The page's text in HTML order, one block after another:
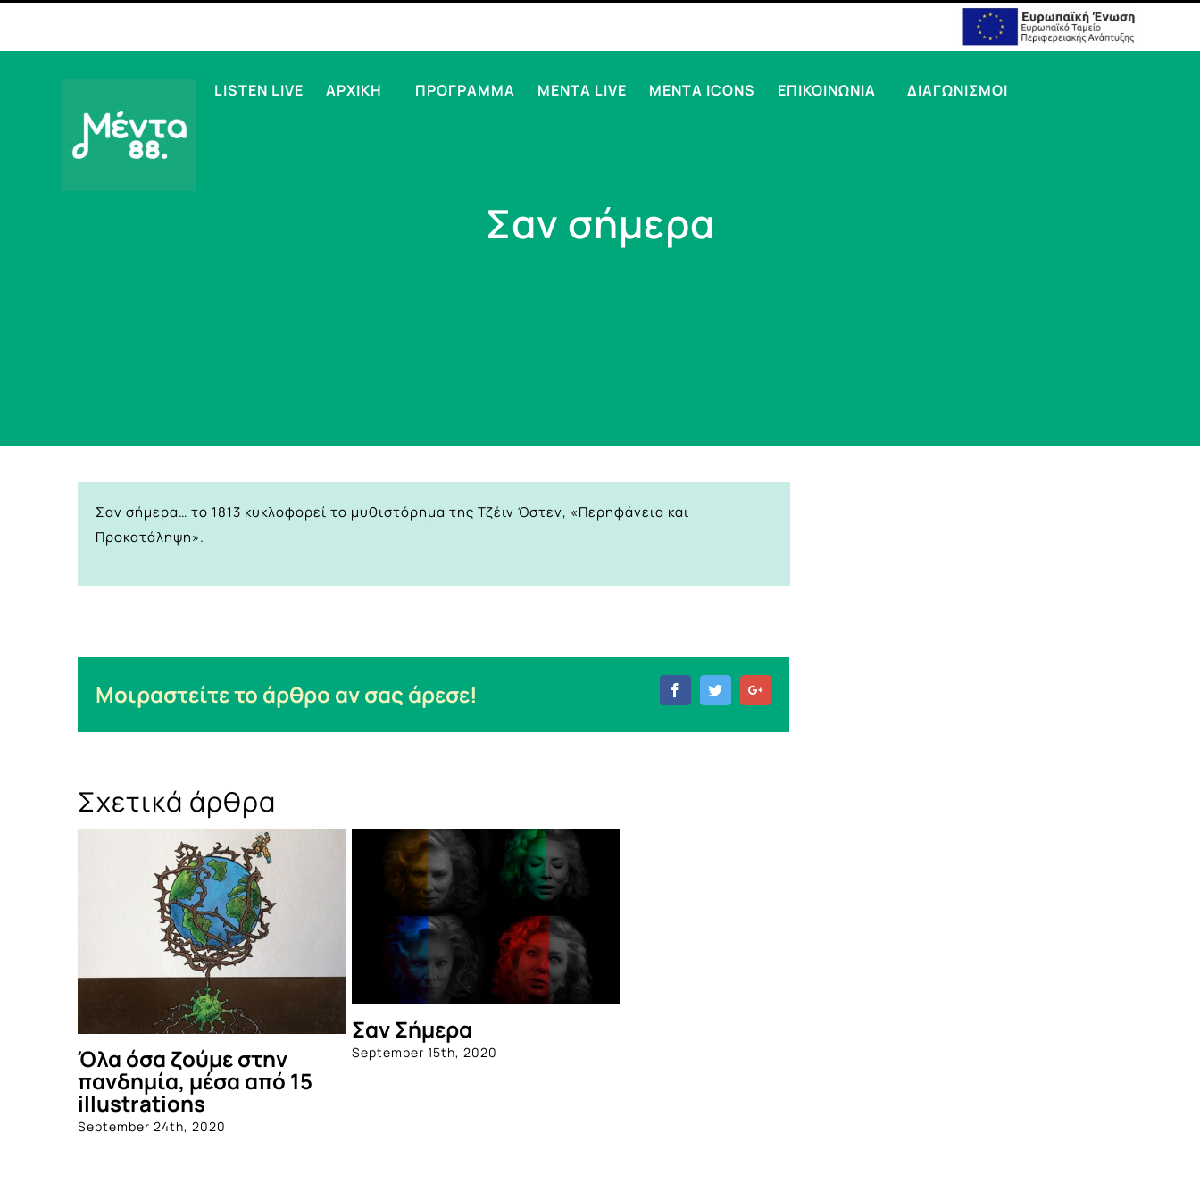
LISTEN LIVE ΑΡΧΙΚΗ ΠΡΟΓΡΑΜΜΑ MENTA LIVE MENTA ICONS ΕΠΙΚΟΙΝΩΝΙΑ ΔΙΑΓΩΝΙΣΜΟΙ
Σαν σήμερα
Σαν σήμερα… το 1813 κυκλοφορεί το μυθιστόρημα της Τζέιν Όστεν, «Περηφάνεια και
Προκατάληψη».
Μοιραστείτε το άρθρο αν σας άρεσε! FacebookTwitter
Σχετικά άρθρα
Όλα όσα ζούμε στην
πανδημία, μέσα από 15
illustrations
September 24th, 2020
Σαν Σήμερα
September 15th, 2020